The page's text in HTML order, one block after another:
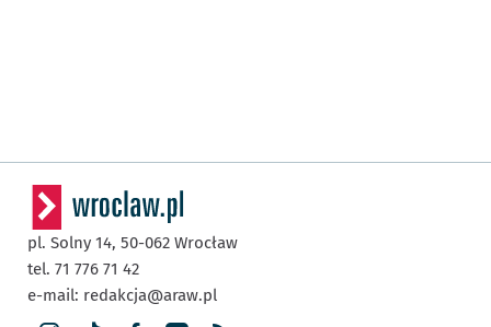
pl. Solny 14, 50-062 Wrocław
tel. 71 776 71 42
e-mail: redakcja@araw.pl